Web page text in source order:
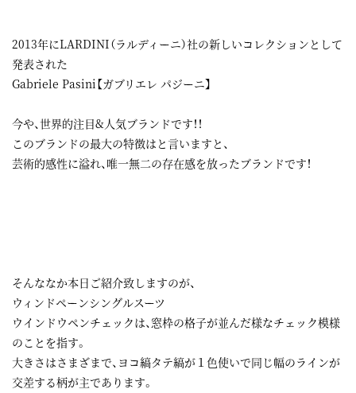
2013年にLARDINI（ラルディーニ）社の新しいコレクションとして
発表された
Gabriele Pasini【ガブリエレ パジーニ】
今や、世界的注目&人気ブランドです！！
このブランドの最大の特徴はと言いますと、
芸術的感性に溢れ、唯一無二の存在感を放ったブランドです！
そんななか本日ご紹介致しますのが、
ウィンドペーンシングルスーツ
ウインドウペンチェックは、窓枠の格子が並んだ様なチェック模様
のことを指す。
大きさはさまざまで、ヨコ縞タテ縞が１色使いで同じ幅のラインが
交差する柄が主であります。